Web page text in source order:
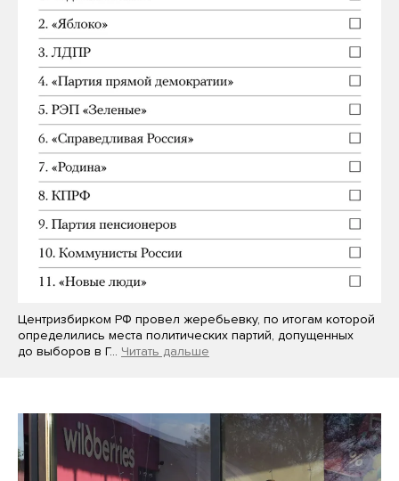
Центризбирком РФ провел жеребьевку, по итогам которой
определились места политических партий, допущенных
до выборов в Г… Читать дальше